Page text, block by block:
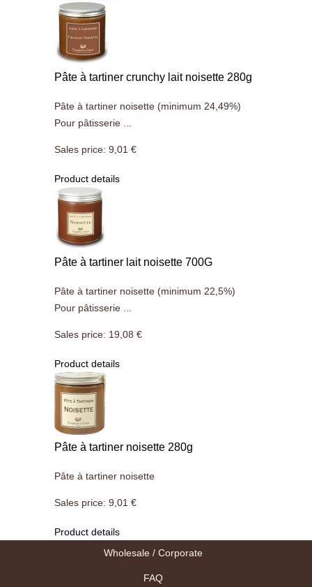
Pâte à tartiner crunchy lait noisette 280g
Pâte à tartiner noisette (minimum 24,49%)
Pour pâtisserie ...
Sales price: 9,01 €
Product details
Pâte à tartiner lait noisette 700G
Pâte à tartiner noisette (minimum 22,5%)
Pour pâtisserie ...
Sales price: 19,08 €
Product details
Pâte à tartiner noisette 280g
Pâte à tartiner noisette
Sales price: 9,01 €
Product details
Wholesale / Corporate
FAQ